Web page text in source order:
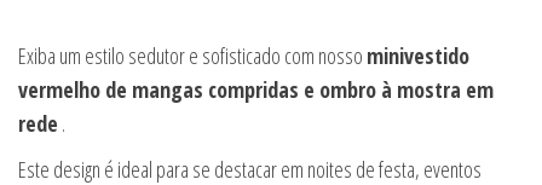
Exiba um estilo sedutor e sofisticado com nosso minivestido
vermelho de mangas compridas e ombro à mostra em
rede .
Este design é ideal para se destacar em noites de festa, eventos